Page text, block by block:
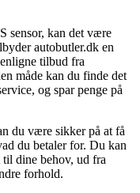
sensor, kan det være
autobutler.dk en
tilbud fra
måde kan du finde det
og spar penge på
du være sikker på at få
du betaler for. Du kan
til dine behov, ud fra
forhold.